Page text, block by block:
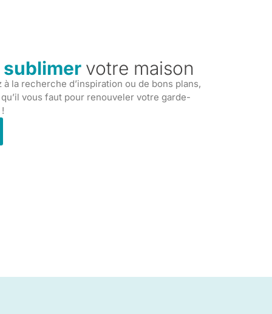
Porte-gamelle pour chien : Comparatif des solutions
d'un porte-gamelle adapté pour votre chien représente
sublimer votre maison
à la recherche d’inspiration ou de bons plans,
vous faut pour renouveler votre garde-